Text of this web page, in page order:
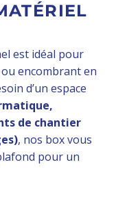
est idéal pour
encombrant en
d’un espace
de chantier
, nos box vous
pour un